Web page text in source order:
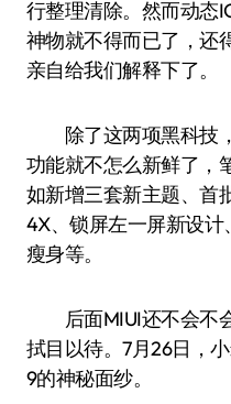
行整理清除。然而动态
神物就不得而已了，还
亲自给我们解释下了。
除了这两项黑科技，
功能就不怎么新鲜了，
如新增三套新主题、首
4X、锁屏左一屏新设计
瘦身等。
后面MIUI还不会不
拭目以待。7月26日，
9的神秘面纱。